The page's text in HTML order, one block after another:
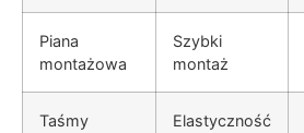
Piana
montażowa
Szybki
montaż
Taśmy
Elastyczność